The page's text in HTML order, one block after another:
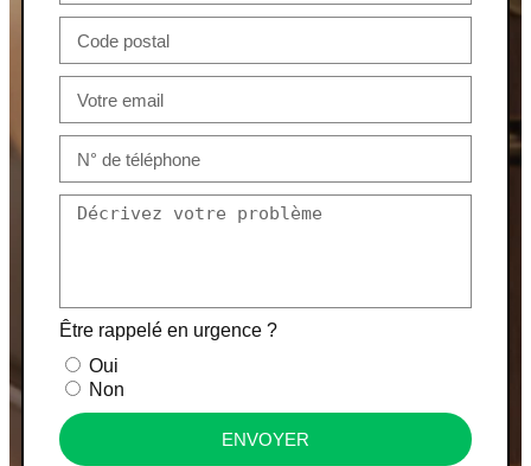
Être rappelé en urgence ?
Oui
Non
ENVOYER